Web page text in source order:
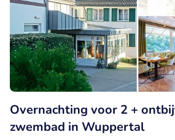
Overnachting voor 2 +
zwembad in Wuppertal